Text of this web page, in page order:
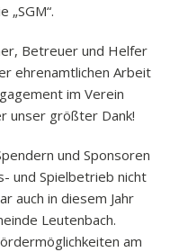
„SGM“.
Betreuer und Helfer
ehrenamtlichen Arbeit
im Verein
unser größter Dank!
und Sponsoren
und Spielbetrieb nicht
auch in diesem Jahr
Leutenbach.
am